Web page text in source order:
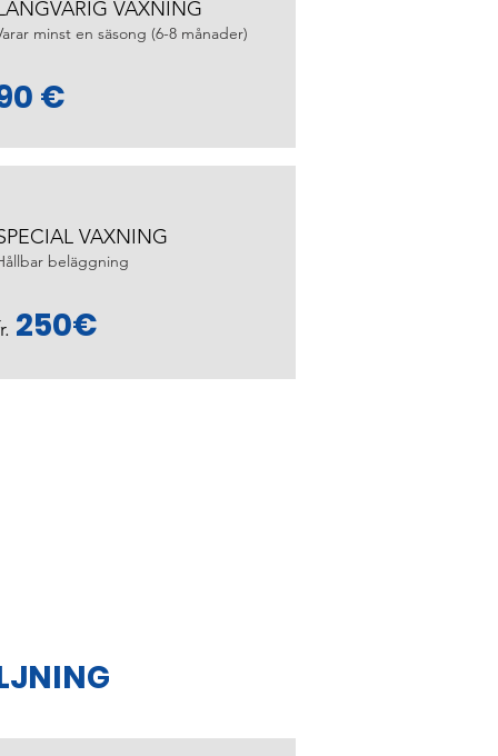
VAXNING
minst en säsong (6-8 månader)
€
VAXNING
beläggning
250€